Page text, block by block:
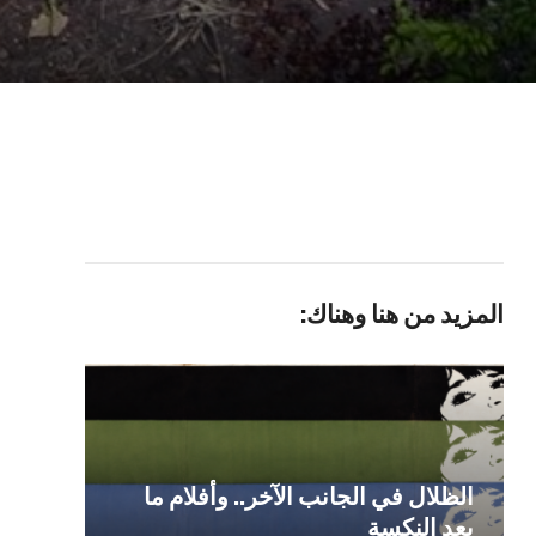
المزيد من هنا وهناك:
الظلال في الجانب الآخر.. وأفلام ما
بعد النكسة